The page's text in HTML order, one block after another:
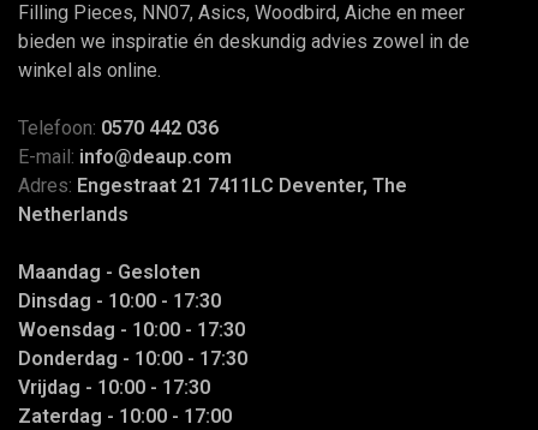
Filling Pieces, NN07, Asics, Woodbird, Aiche en meer
bieden we inspiratie én deskundig advies zowel in de
winkel als online.
Telefoon: 0570 442 036
E-mail: info@deaup.com
Adres: Engestraat 21 7411LC Deventer, The
Netherlands
Maandag - Gesloten
Dinsdag - 10:00 - 17:30
Woensdag - 10:00 - 17:30
Donderdag - 10:00 - 17:30
Vrijdag - 10:00 - 17:30
Zaterdag - 10:00 - 17:00